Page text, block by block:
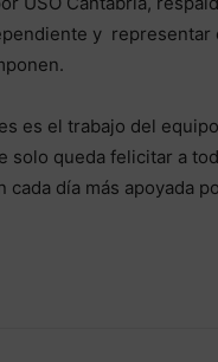
y representar
es el trabajo del
solo queda felicitar a
día más apoyada